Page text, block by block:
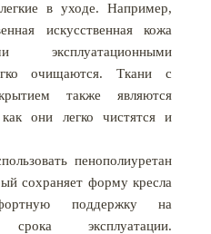
в уходе. Например,
искусственная кожа
эксплуатационными
очищаются. Ткани с
также являются
они легко чистятся и
пенополиуретан
сохраняет форму кресла
поддержку на
эксплуатации.